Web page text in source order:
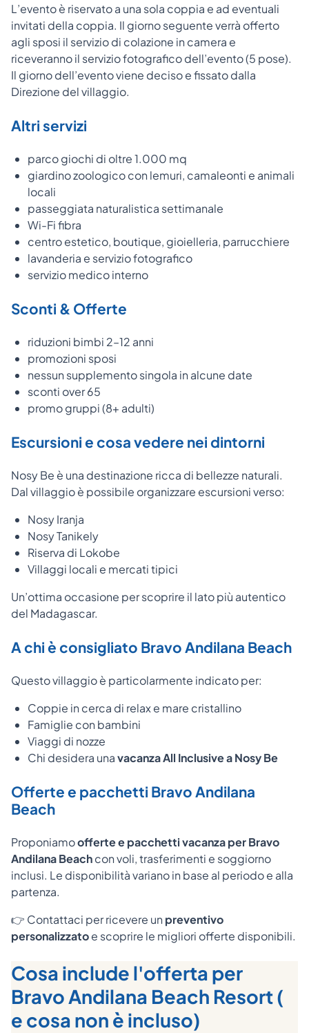
L’evento è riservato a una sola coppia e ad eventuali
invitati della coppia. Il giorno seguente verrà offerto
agli sposi il servizio di colazione in camera e
riceveranno il servizio fotografico dell’evento (5 pose).
Il giorno dell’evento viene deciso e fissato dalla
Direzione del villaggio.
Altri servizi
parco giochi di oltre 1.000 mq
giardino zoologico con lemuri, camaleonti e animali
locali
passeggiata naturalistica settimanale
Wi-Fi fibra
centro estetico, boutique, gioielleria, parrucchiere
lavanderia e servizio fotografico
servizio medico interno
Sconti & Offerte
riduzioni bimbi 2–12 anni
promozioni sposi
nessun supplemento singola in alcune date
sconti over 65
promo gruppi (8+ adulti)
Escursioni e cosa vedere nei dintorni
Nosy Be è una destinazione ricca di bellezze naturali.
Dal villaggio è possibile organizzare escursioni verso:
Nosy Iranja
Nosy Tanikely
Riserva di Lokobe
Villaggi locali e mercati tipici
Un’ottima occasione per scoprire il lato più autentico
del Madagascar.
A chi è consigliato Bravo Andilana Beach
Questo villaggio è particolarmente indicato per:
Coppie in cerca di relax e mare cristallino
Famiglie con bambini
Viaggi di nozze
Chi desidera unavacanza All Inclusive a Nosy Be
Offerte e pacchetti Bravo Andilana
Beach
Proponiamoofferte e pacchetti vacanza per Bravo
Andilana Beachcon voli, trasferimenti e soggiorno
inclusi. Le disponibilità variano in base al periodo e alla
partenza.
👉 Contattaci per ricevere un preventivo
personalizzatoe scoprire le migliori offerte disponibili.
Cosa include l'offerta per
Bravo Andilana Beach Resort (
e cosa non è incluso)